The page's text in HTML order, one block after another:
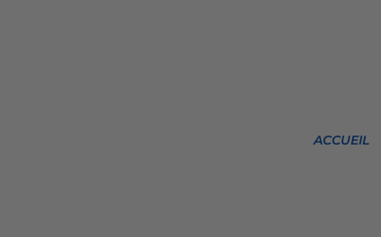
ACCUEIL